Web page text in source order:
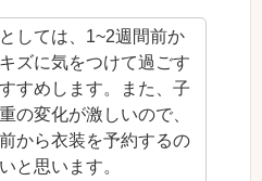
しては、1~2週間前か
ズに気をつけて過ごす
すめします。また、子
の変化が激しいので、
から衣装を予約するの
と思います。